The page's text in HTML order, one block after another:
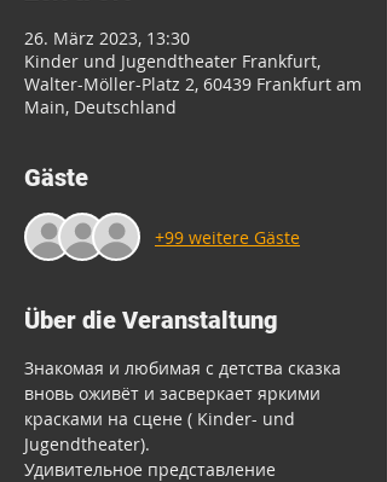
26. März 2023, 13:30
Kinder und Jugendtheater Frankfurt,
Walter-Möller-Platz 2, 60439 Frankfurt am
Main, Deutschland
Gäste
+99 weitere Gäste
Über die Veranstaltung
Знакомая и любимая с детства сказка
вновь оживёт и засверкает яркими
красками на сцене ( Kinder- und
Jugendtheater).
Удивительное представление